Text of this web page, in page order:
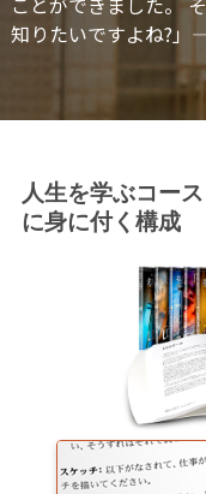
知りたいですよね?」
人生を学ぶコー
に身に付く構成